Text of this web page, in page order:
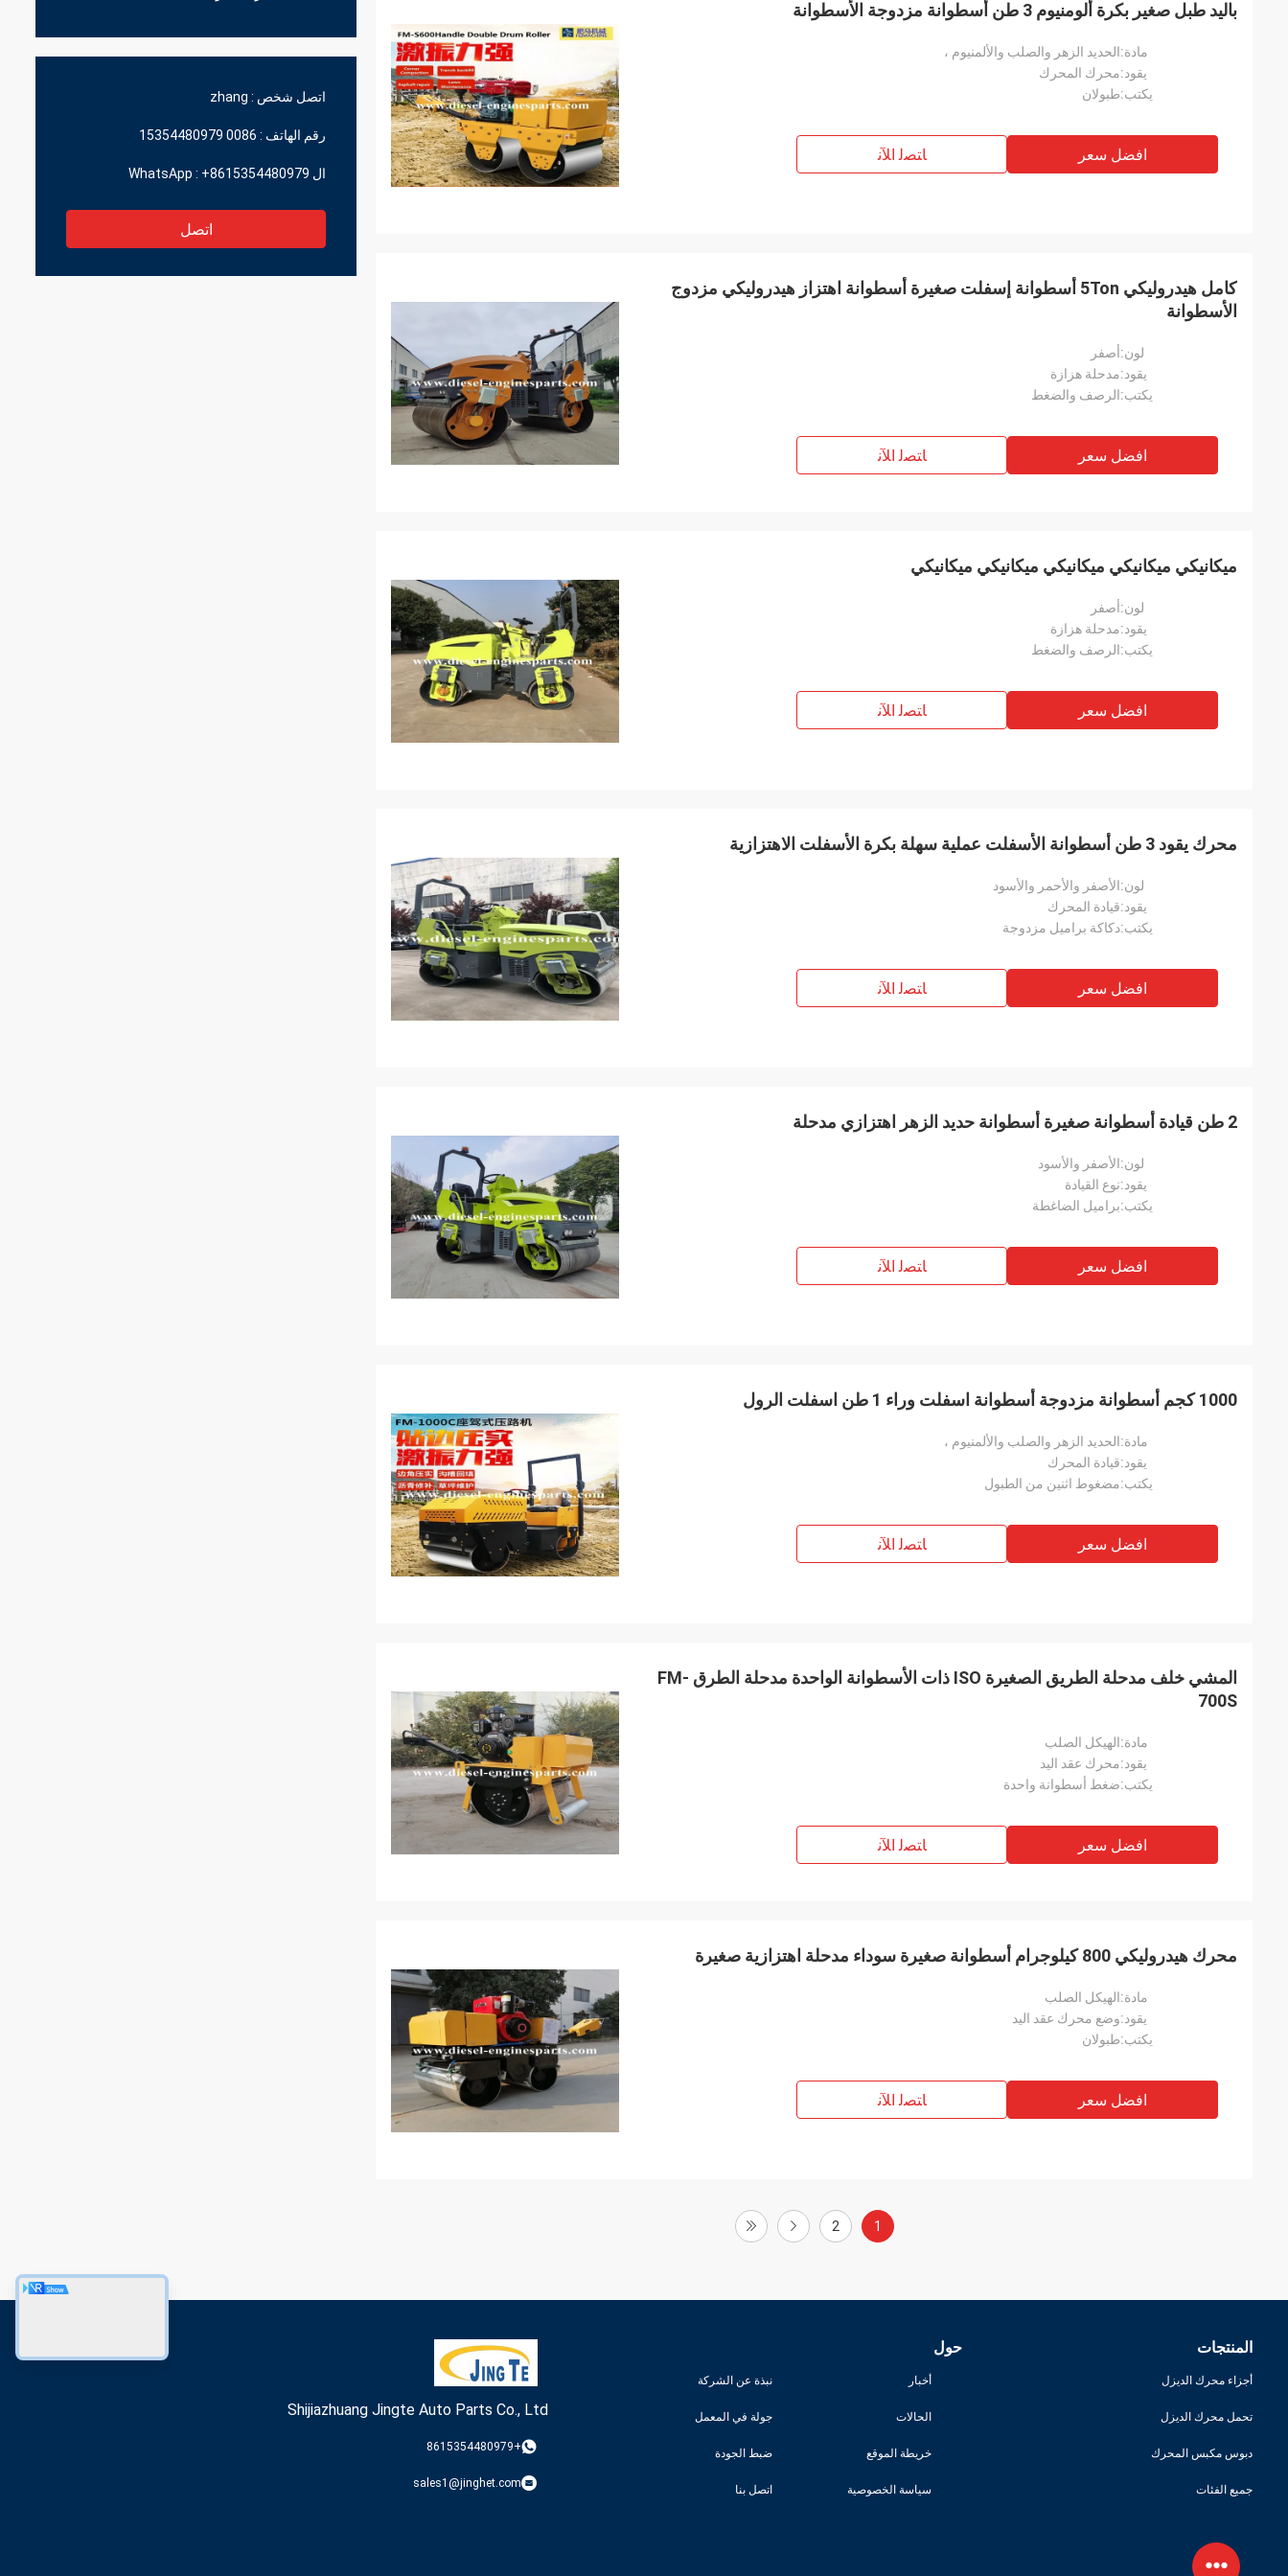
اتصل شخص : zhang
رقم الهاتف : 0086 15354480979
ال WhatsApp : +8615354480979
اتصل
باليد طبل صغير بكرة ألومنيوم 3 طن أسطوانة مزدوجة الأسطوانة
مادة:الحديد الزهر والصلب والألمنيوم ،
يقود:محرك المحرك
يكتب:طبولان
افضل سعر ﺎﺘﺼﻟ ﺍﻶﻧ
كامل هيدروليكي 5Ton أسطوانة إسفلت صغيرة أسطوانة اهتزاز هيدروليكي مزدوج
الأسطوانة
لون:أصفر
يقود:مدحلة هزازة
يكتب:الرصف والضغط
افضل سعر ﺎﺘﺼﻟ ﺍﻶﻧ
ميكانيكي ميكانيكي ميكانيكي ميكانيكي ميكانيكي
لون:أصفر
يقود:مدحلة هزازة
يكتب:الرصف والضغط
افضل سعر ﺎﺘﺼﻟ ﺍﻶﻧ
محرك يقود 3 طن أسطوانة الأسفلت عملية سهلة بكرة الأسفلت الاهتزازية
لون:الأصفر والأحمر والأسود
يقود:قيادة المحرك
يكتب:دكاكة براميل مزدوجة
افضل سعر ﺎﺘﺼﻟ ﺍﻶﻧ
2 طن قيادة أسطوانة صغيرة أسطوانة حديد الزهر اهتزازي مدحلة
لون:الأصفر والأسود
يقود:نوع القيادة
يكتب:براميل الضاغطة
افضل سعر ﺎﺘﺼﻟ ﺍﻶﻧ
1000 كجم أسطوانة مزدوجة أسطوانة اسفلت وراء 1 طن اسفلت الرول
مادة:الحديد الزهر والصلب والألمنيوم ،
يقود:قيادة المحرك
يكتب:مضغوط اثنين من الطبول
افضل سعر ﺎﺘﺼﻟ ﺍﻶﻧ
المشي خلف مدحلة الطريق الصغيرة ISO ذات الأسطوانة الواحدة مدحلة الطرق FM-
700S
مادة:الهيكل الصلب
يقود:محرك عقد اليد
يكتب:ضغط أسطوانة واحدة
افضل سعر ﺎﺘﺼﻟ ﺍﻶﻧ
محرك هيدروليكي 800 كيلوجرام أسطوانة صغيرة سوداء مدحلة اهتزازية صغيرة
مادة:الهيكل الصلب
يقود:وضع محرك عقد اليد
يكتب:طبولان
افضل سعر ﺎﺘﺼﻟ ﺍﻶﻧ
1
2
Shijiazhuang Jingte Auto Parts Co., Ltd
+8615354480979
sales1@jinghet.com
حول
نبذة عن الشركة
جولة في المعمل
ضبط الجودة
اتصل بنا
أخبار
الحالات
خريطة الموقع
سياسة الخصوصية
المنتجات
أجزاء محرك الديزل
تحمل محرك الديزل
دبوس مكبس المحرك
جميع الفئات